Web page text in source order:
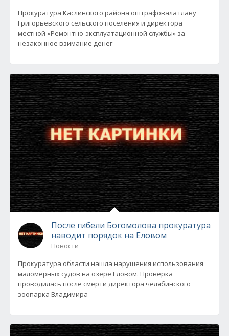
Прокуратура Каслинского района оштрафовала главу
Григорьевского сельского поселения и директора
местной «Ремонтно-эксплуатационной службы» за
незаконное взимание денег
После гибели Богомолова прокуратура
наводит порядок на Еловом
Новости
Прокуратура области нашла нарушения использования
маломерных судов на озере Еловом. Проверка
проводилась после смерти директора челябинского
зоопарка Владимира